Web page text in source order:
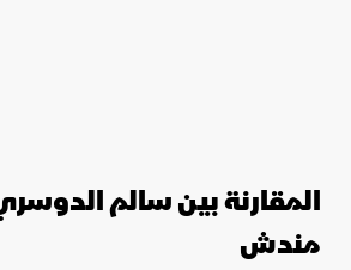
المقارنة بين سالم
مندش